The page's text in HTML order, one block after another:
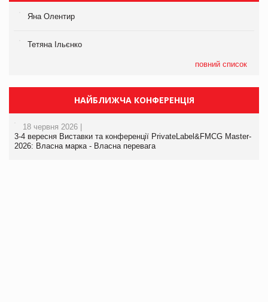
Яна Олентир
Тетяна Ільєнко
повний список
НАЙБЛИЖЧА КОНФЕРЕНЦІЯ
18 червня 2026 |
3-4 вересня Виставки та конференції PrivateLabel&FMCG Master-
2026: Власна марка - Власна перевага